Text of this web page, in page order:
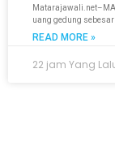
uang gedung
READ MORE »
22 jam Yang